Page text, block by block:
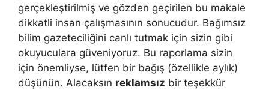
gerçekleştirilmiş ve gözden geçirilen bu makale
dikkatli insan çalışmasının sonucudur. Bağımsız
bilim gazeteciliğini canlı tutmak için sizin gibi
okuyuculara güveniyoruz. Bu raporlama sizin
için önemliyse, lütfen bir bağış (özellikle aylık)
düşünün. Alacaksın reklamsız bir teşekkür